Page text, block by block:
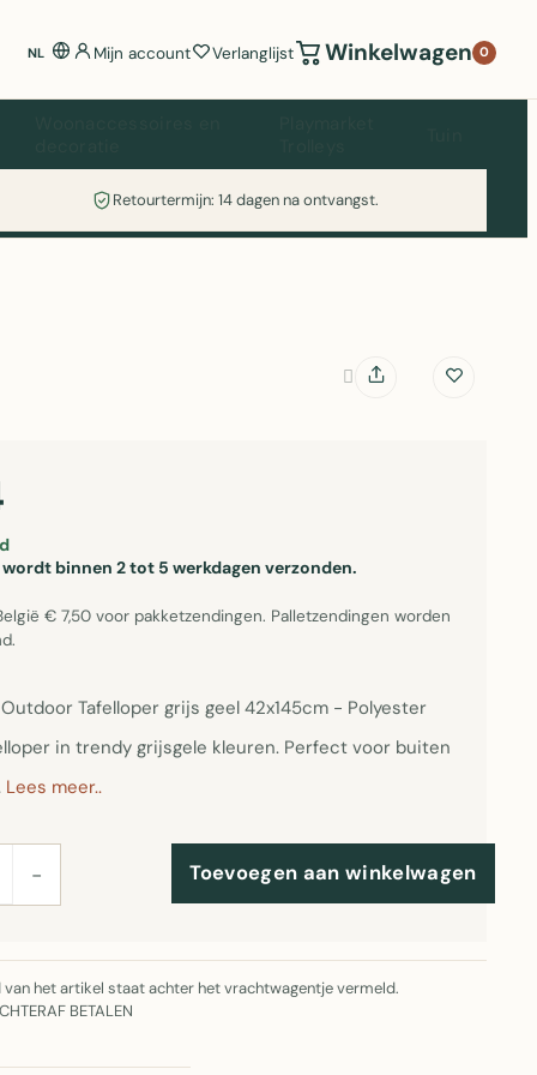
NL Mijn account Verlanglijst Winkelwagen 0
Retourtermijn: 14 dagen na ontvangst.
binnen 2 tot 5 werkdagen verzonden.
€ 7,50 voor pakketzendingen. Palletzendingen worden
Tafelloper grijs geel 42x145cm - Polyester
in trendy grijsgele kleuren. Perfect voor buiten
Lees meer..
− Toevoegen aan winkelwagen
van het artikel staat achter het vrachtwagentje vermeld.
BETALEN